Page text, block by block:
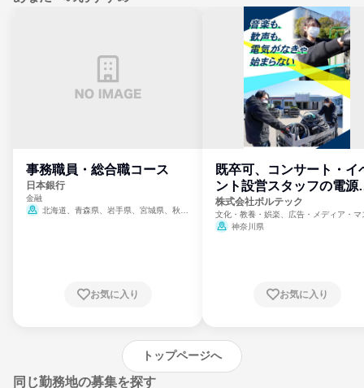
事務職員・総合職コース
日本銀行
金融
北海道、青森県、岩手県、宮城県、秋田
崎県、熊本県、大分県、宮崎県、鹿児島県、
お気に入り
既卒可、コンサート・イ
ント設営スタッフの電源
門
株式会社ボルテック
文化・教養・娯楽、広告・メディア・マ
ミ、電力・ガス・水道・エネルギー
神奈川県
お気に入り
トップページへ
同じ勤務地の募集を探す